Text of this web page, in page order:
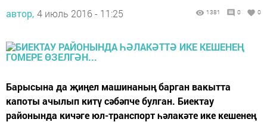
автор, 4 июль 2016 - 11:25 1381 0 0
Барысына да җиңел машинаның барган вакытта
капоты ачылып китү сәбәпче булган. Биектау
районында кичәге юл-транспорт һәлакәте ике кешенең